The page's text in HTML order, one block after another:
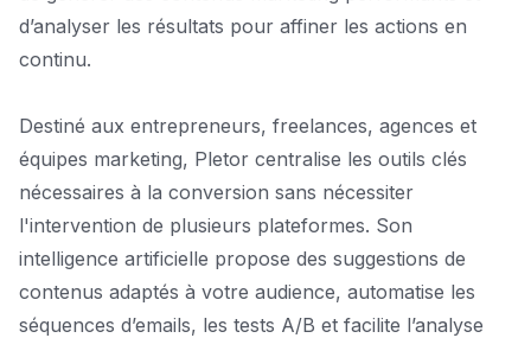
d’analyser les résultats pour affiner les actions en
continu.
Destiné aux entrepreneurs, freelances, agences et
équipes marketing, Pletor centralise les outils clés
nécessaires à la conversion sans nécessiter
l'intervention de plusieurs plateformes. Son
intelligence artificielle propose des suggestions de
contenus adaptés à votre audience, automatise les
séquences d’emails, les tests A/B et facilite l’analyse